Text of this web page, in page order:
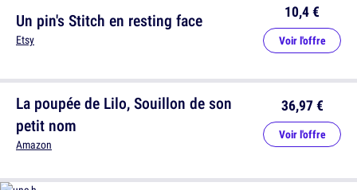
Un pin's Stitch en resting face
Etsy
10,4 €
Voir l'offre
La poupée de Lilo, Souillon de son
petit nom
Amazon
36,97 €
Voir l'offre